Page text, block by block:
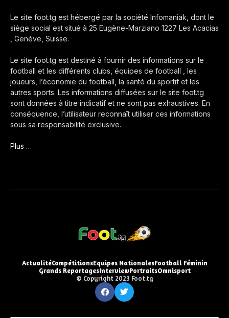
Le site foot.tg est hébergé par la société Infomaniak, dont le
siège social est situé à 25 Eugène-Marziano 1227 Les Acacias
, Genève, Suisse.
Le site foot.tg est destiné à fournir des informations sur le
football et les différents clubs, équipes de football , les
joueurs, l’économie du football, la santé du sportif et les
autres sports. Les informations diffusées sur le site foot.tg
sont données à titre indicatif et ne sont pas exhaustives. En
conséquence, l’utilisateur reconnaît utiliser ces informations
sous sa responsabilité exclusive.
Plus …
ActualitéCompétitionsEquipes NationalesFootball Féminin
Grands ReportagesInterviewPortraitsOmnisport
© Copyright 2023 Foot.tg